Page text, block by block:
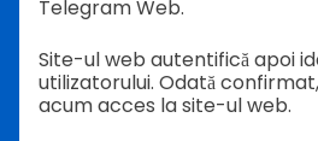
Telegram Web.
Site-ul web autentifică apoi
utilizatorului. Odată
acum acces la site-ul web.